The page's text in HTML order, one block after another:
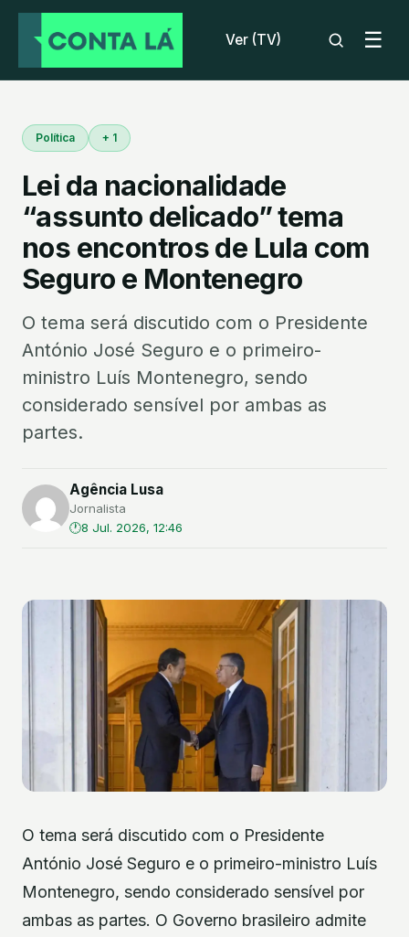
Ver (TV) ☰
Política + 1
Lei da nacionalidade
“assunto delicado” tema
nos encontros de Lula com
Seguro e Montenegro
O tema será discutido com o Presidente
António José Seguro e o primeiro-
ministro Luís Montenegro, sendo
considerado sensível por ambas as
partes.
Agência Lusa
Jornalista
8 Jul. 2026, 12:46
O tema será discutido com o Presidente
António José Seguro e o primeiro-ministro Luís
Montenegro, sendo considerado sensível por
ambas as partes. O Governo brasileiro admite